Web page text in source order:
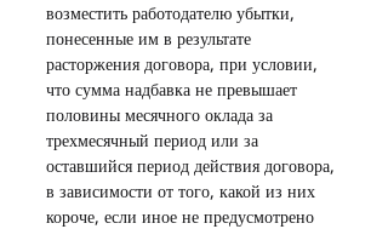
возместить работодателю убытки,
понесенные им в результате
расторжения договора, при условии,
что сумма надбавка не превышает
половины месячного оклада за
трехмесячный период или за
оставшийся период действия договора,
в зависимости от того, какой из них
короче, если иное не предусмотрено